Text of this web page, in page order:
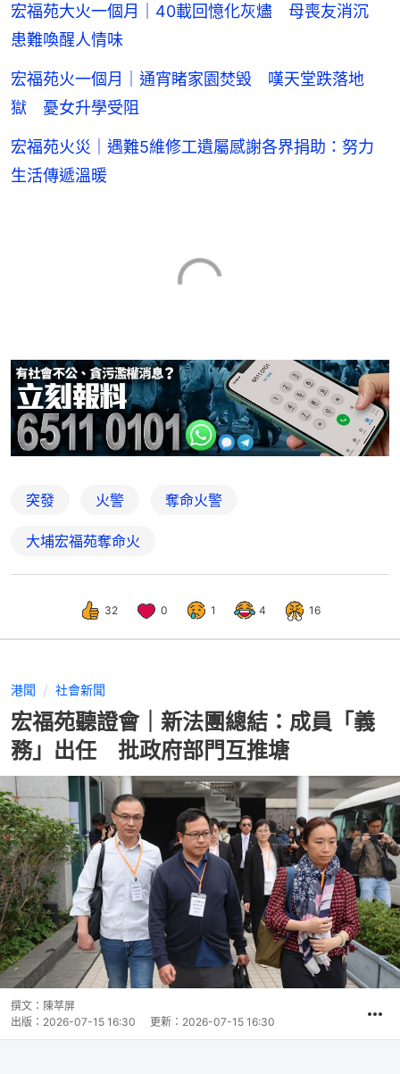
宏福苑大火一個月｜40載回憶化灰燼 母喪友消沉
患難喚醒人情味
宏福苑火一個月｜通宵睹家園焚毀 嘆天堂跌落地
獄 憂女升學受阻
宏福苑火災｜遇難5維修工遺屬感謝各界捐助：努力
生活傳遞溫暖
突發 火警 奪命火警
大埔宏福苑奪命火
32 0 1 4 16
港聞 社會新聞
宏福苑聽證會｜新法團總結：成員「義
務」出任 批政府部門互推塘
撰文： 陳萃屏
出版： 2026-07-15 16:30 更新： 2026-07-15 16:30